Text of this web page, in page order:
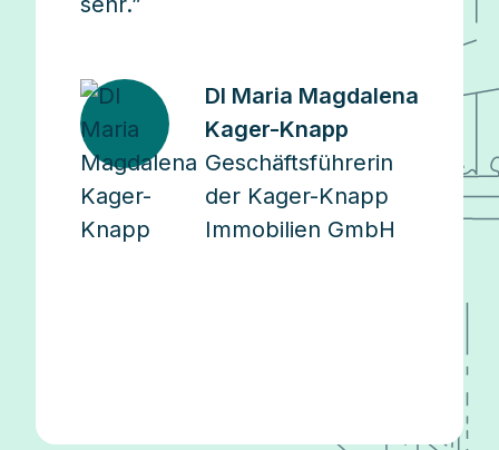
DI Maria Magdalena
Kager-Knapp
Geschäftsführerin
der Kager-Knapp
Immobilien GmbH